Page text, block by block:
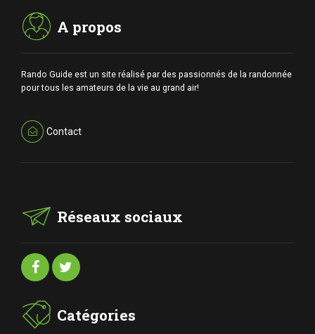
A propos
Rando Guide est un site réalisé par des passionnés de la randonnée
pour tous les amateurs de la vie au grand air!
Contact
Réseaux sociaux
Catégories